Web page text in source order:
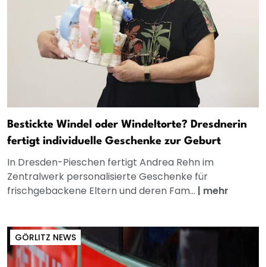
Bestickte Windel oder Windeltorte? Dresdnerin
fertigt individuelle Geschenke zur Geburt
In Dresden-Pieschen fertigt Andrea Rehn im
Zentralwerk personalisierte Geschenke für
frischgebackene Eltern und deren Fam... | mehr
GÖRLITZ NEWS